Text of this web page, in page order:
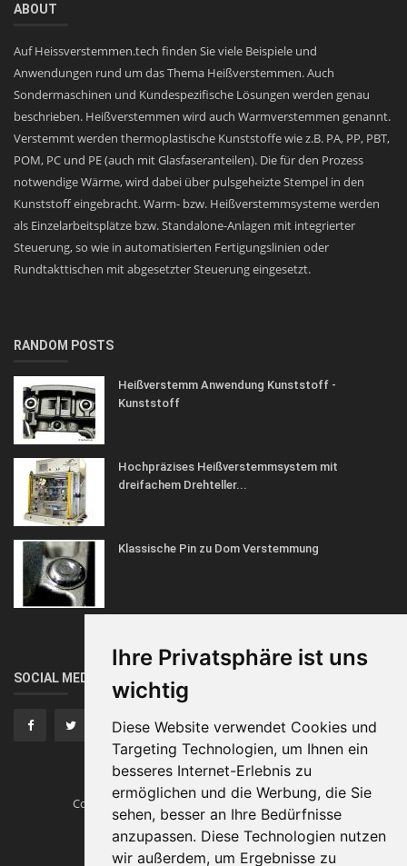
Ihre Privatsphäre ist uns
wichtig
Diese Website verwendet Cookies und
Targeting Technologien, um Ihnen ein
besseres Internet-Erlebnis zu
ermöglichen und die Werbung, die Sie
sehen, besser an Ihre Bedürfnisse
anzupassen. Diese Technologien nutzen
wir außerdem, um Ergebnisse zu
ABOUT
Auf Heissverstemmen.tech finden Sie viele Beispiele und
Anwendungen rund um das Thema Heißverstemmen. Auch
Sondermaschinen und Kundespezifische Lösungen werden genau
beschrieben. Heißverstemmen wird auch Warmverstemmen genannt.
Verstemmt werden thermoplastische Kunststoffe wie z.B. PA, PP, PBT,
POM, PC und PE (auch mit Glasfaseranteilen). Die für den Prozess
notwendige Wärme, wird dabei über pulsgeheizte Stempel in den
Kunststoff eingebracht. Warm- bzw. Heißverstemmsysteme werden
als Einzelarbeitsplätze bzw. Standalone-Anlagen mit integrierter
Steuerung, so wie in automatisierten Fertigungslinien oder
Rundtakttischen mit abgesetzter Steuerung eingesetzt.
RANDOM POSTS
Heißverstemm Anwendung Kunststoff -
Kunststoff
Hochpräzises Heißverstemmsystem mit
dreifachem Drehteller...
Klassische Pin zu Dom Verstemmung
SOCIAL MEDIA
Copyright © Heissverstemmen.tech Traumautos
Impressum